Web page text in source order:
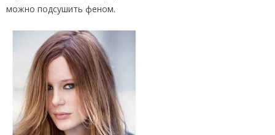
можно подсушить феном.